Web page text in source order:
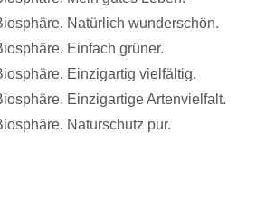
Natürlich wunderschön.
Einfach grüner.
Einzigartig vielfältig.
Einzigartige Artenvielfalt.
Naturschutz pur.